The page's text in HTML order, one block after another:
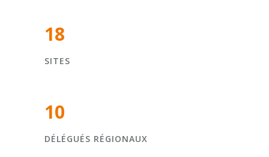
18
SITES
10
DÉLÉGUÉS RÉGIONAUX